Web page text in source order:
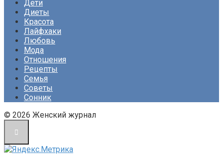
Дети
Диеты
Красота
Лайфхаки
Любовь
Мода
Отношения
Рецепты
Семья
Советы
Сонник
© 2026 Женский журнал